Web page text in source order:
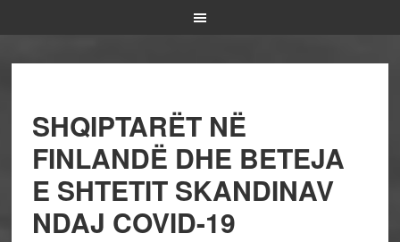
SHQIPTARËT NË
FINLANDË DHE BETEJA
E SHTETIT SKANDINAV
NDAJ COVID-19